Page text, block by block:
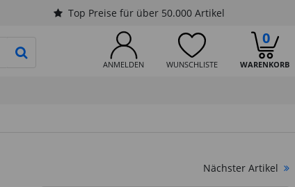
Top Preise für über 50.000 Artikel
ANMELDEN WUNSCHLISTE WARENKORB
0
PRODUKTSUCHE STARTEN
Nächster Artikel